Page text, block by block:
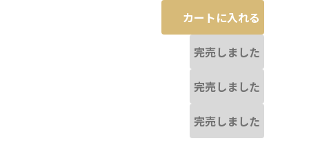
カートに入れる
完売しました
完売しました
完売しました